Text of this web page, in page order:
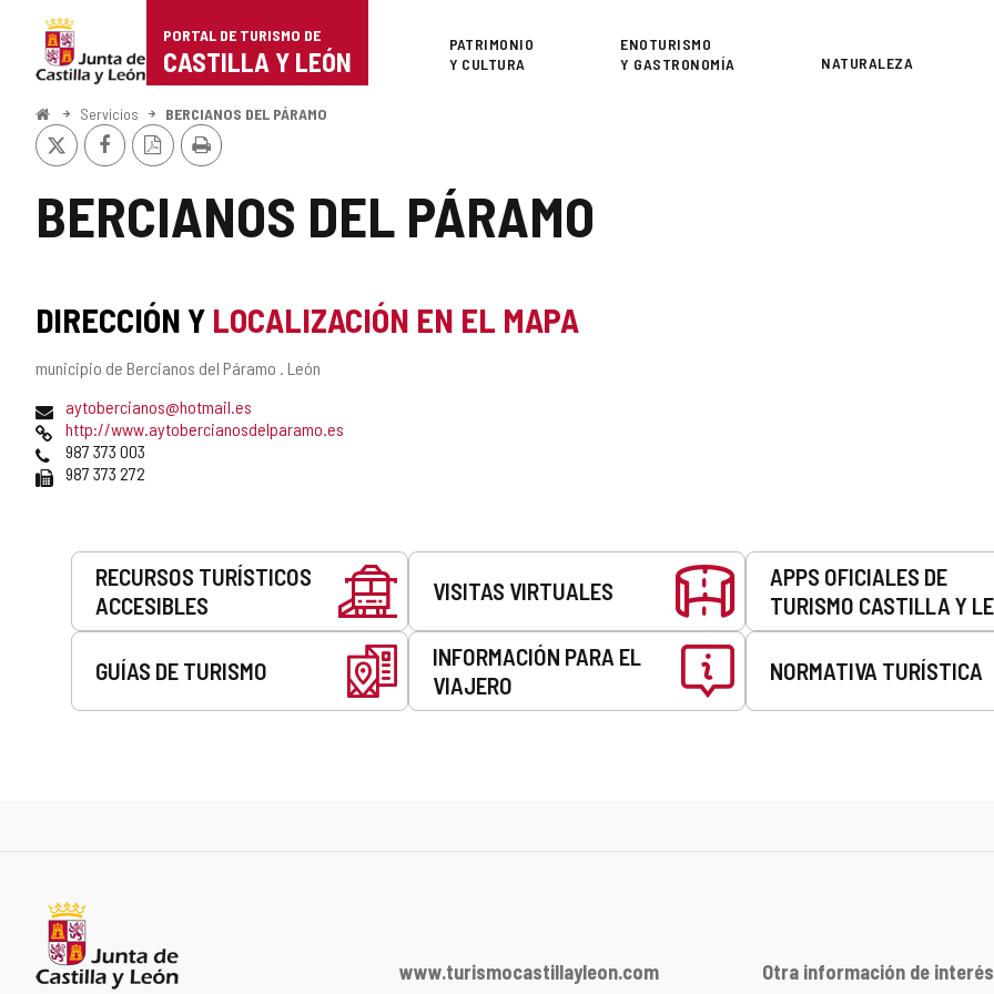
Portal
de
Turismo
de
Castilla
PORTAL DE TURISMO DE
CASTILLA Y LEÓN
Superior
PATRIMONIO
Y CULTURA
ENOTURISMO
Y GASTRONOMÍA
NATURALEZA
InicioServicios BERCIANOS DEL PÁRAMO
BERCIANOS DEL PÁRAMO
X FacebookVersión
PDF
Imprimir
DIRECCIÓN Y LOCALIZACIÓN EN EL MAPA
Dirección
municipio de Bercianos del Páramo . León
Dirección
de
correo
electrónico
aytobercianos@hotmail.es
Página
Web
http://www.aytobercianosdelparamo.es
Teléfonos
987 373 003
Fax 987 373 272
Servicios
RECURSOS TURÍSTICOS
ACCESIBLES
VISITAS VIRTUALES
APPS OFICIALES DE
TURISMO CASTILLA Y
GUÍAS DE TURISMO
INFORMACIÓN PARA EL
VIAJERO
NORMATIVA TURÍSTICA
www.turismocastillayleon.com Otra información de interés